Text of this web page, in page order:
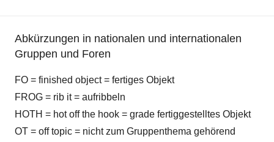
Abkürzungen in nationalen und internationalen
Gruppen und Foren
FO = finished object = fertiges Objekt
FROG = rib it = aufribbeln
HOTH = hot off the hook = grade fertiggestelltes Objekt
OT = off topic = nicht zum Gruppenthema gehörend